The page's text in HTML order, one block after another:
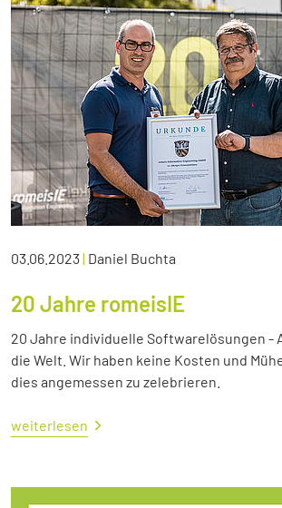
03.06.2023| Daniel Buchta
20 Jahre romeisIE
20 Jahre individuelle Softwarelösungen -
die Welt. Wir haben keine Kosten und
dies angemessen zu zelebrieren.
weiterlesen